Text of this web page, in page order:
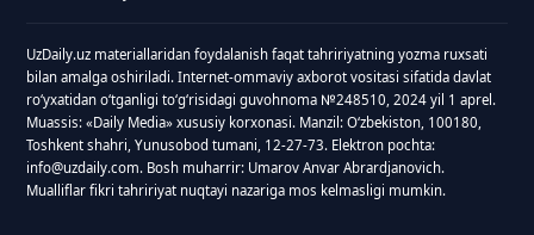
UzDaily.uz materiallaridan foydalanish faqat tahririyatning yozma ruxsati
bilan amalga oshiriladi. Internet-ommaviy axborot vositasi sifatida davlat
roʻyxatidan oʻtganligi toʻgʻrisidagi guvohnoma №248510, 2024 yil 1 aprel.
Muassis: «Daily Media» xususiy korxonasi. Manzil: Oʻzbekiston, 100180,
Toshkent shahri, Yunusobod tumani, 12-27-73. Elektron pochta:
info@uzdaily.com. Bosh muharrir: Umarov Anvar Abrardjanovich.
Mualliflar fikri tahririyat nuqtayi nazariga mos kelmasligi mumkin.